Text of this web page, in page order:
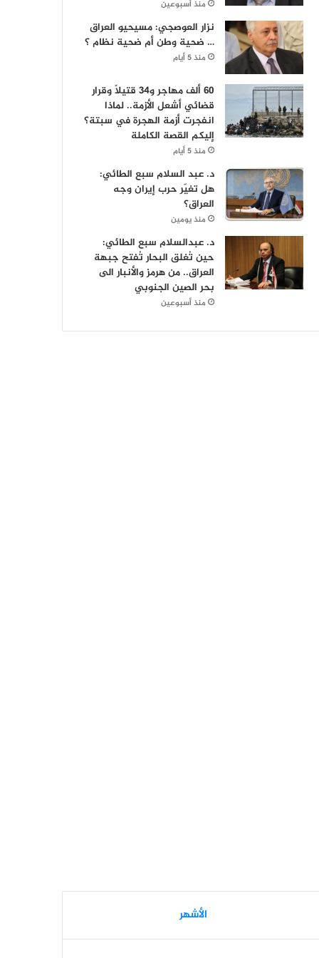
منذ أسبوعين
نزار العوصجي: مسيحيو العراق
… ضحية وطن أم ضحية نظام ؟
منذ 5 أيام
60 ألف مهاجر و34 قتيلاً وقرار
قضائي أشعل الأزمة.. لماذا
انفجرت أزمة الهجرة في سبتة؟
إليكم القصة الكاملة
منذ 5 أيام
د. عبد السلام سبع الطائي:
هل تغيّر حرب إيران وجه
العراق؟
منذ يومين
د. عبدالسلام سبع الطائي:
حين تُغلق البحار تُفتح جبهة
العراق.. من هرمز والأنبار الى
بحر الصين الجنوبي
منذ أسبوعين